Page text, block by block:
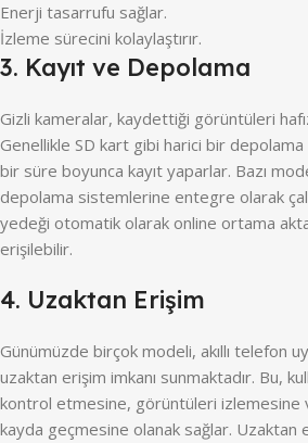
Enerji tasarrufu sağlar.
İzleme sürecini kolaylaştırır.
3. Kayıt ve Depolama
Gizli kameralar, kaydettiği görüntüleri
Genellikle SD kart gibi harici bir depolama
bir süre boyunca kayıt yaparlar. Bazı
depolama sistemlerine entegre olarak
yedeği otomatik olarak online ortama
erişilebilir.
4. Uzaktan Erişim
Günümüzde birçok modeli, akıllı telefon
uzaktan erişim imkanı sunmaktadır. Bu,
kontrol etmesine, görüntüleri izlemesine
kayda geçmesine olanak sağlar. Uzaktan